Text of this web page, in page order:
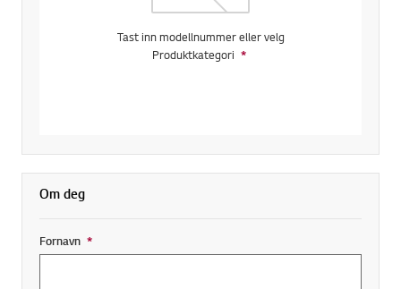
Tast inn modellnummer eller velg
Produktkategori *Obligatorisk felt
Om deg
Fornavn *